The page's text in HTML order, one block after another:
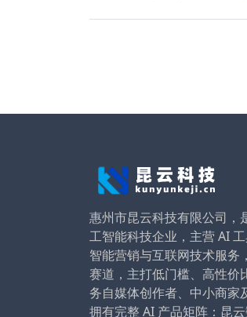
惠州市昆云科技有限公司，
工智能科技企业，主营 AI 工
智能营销与互联网技术服务
赛道，主打低门槛、高性价
务自媒体创作者、中小商家
拥有完整 AI 产品矩阵：昆